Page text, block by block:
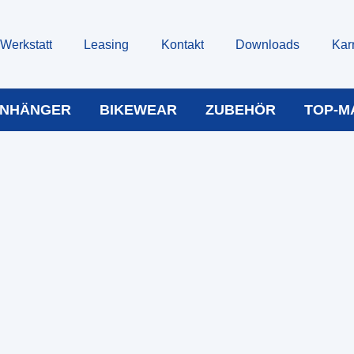
Werkstatt Leasing Kontakt Downloads
BIKEWEAR ZUBEHÖR TOP-